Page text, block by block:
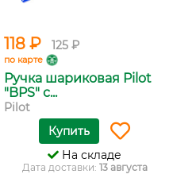
118 ₽ 125 ₽
по карте
Ручка шариковая Pilot
"BPS" с...
Pilot
Купить
На складе
Дата доставки: 13 августа